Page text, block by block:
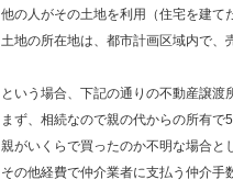
他の人がその土地を利用（住宅を建て
土地の所在地は、都市計画区域内で、
という場合、下記の通りの不動産譲渡
まず、相続なので親の代からの所有で
親がいくらで買ったのか不明な場合と
その他経費で仲介業者に支払う仲介手